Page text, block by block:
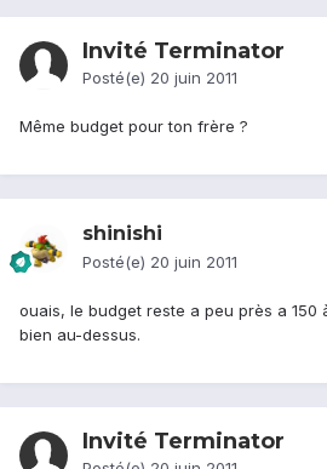
Invité Terminator
Posté(e) 20 juin 2011
Même budget pour ton frère ?
shinishi
Posté(e) 20 juin 2011
ouais, le budget reste a peu près a 150
bien au-dessus.
Invité Terminator